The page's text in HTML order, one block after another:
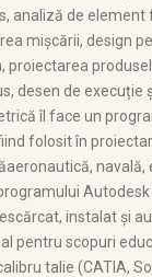
analiză de element
mișcării, design
proiectarea
desen de execuție
îl face un
folosit în
aeronautică, navală,
instalat și
pentru scopuri
talie (CATIA,